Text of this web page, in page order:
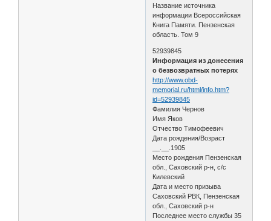
Название источника
информации Всероссийская
Книга Памяти. Пензенская
область. Том 9
52939845
Информация из донесения
о безвозвратных потерях
http://www.obd-
memorial.ru/html/info.htm?
id=52939845
Фамилия Чернов
Имя Яков
Отчество Тимофеевич
Дата рождения/Возраст
__.__.1905
Место рождения Пензенская
обл., Саховский р-н, с/с
Килевский
Дата и место призыва
Саховский РВК, Пензенская
обл., Саховский р-н
Последнее место службы 35